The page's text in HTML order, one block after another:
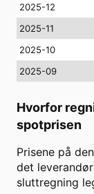
2025-12
2025-11
2025-10
2025-09
Hvorfor
spotprisen
Prisene på
det
sluttregning